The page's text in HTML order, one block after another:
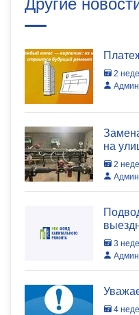
2
на
2
3
4